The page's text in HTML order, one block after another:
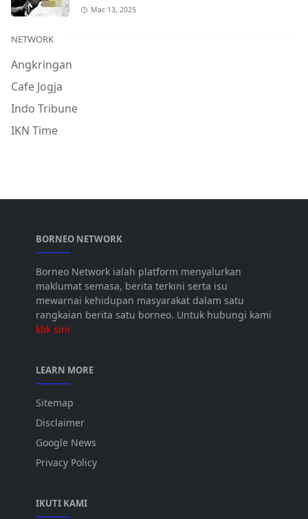
Mac 13, 2025
NETWORK
Angkringan
Cafe Jogja
Indo Tribune
IKN Time
BORNEO NETWORK
Borneo Network ialah platform menyalurkan
maklumat semasa, berita terkini serta isu
mewarnai kehidupan masyarakat dalam satu
rangkaian berita satu borneo. Untuk hubungi kami
klik sini
LEARN MORE
Sitemap
Disclaimer
Google News
Privacy Policy
IKUTI KAMI